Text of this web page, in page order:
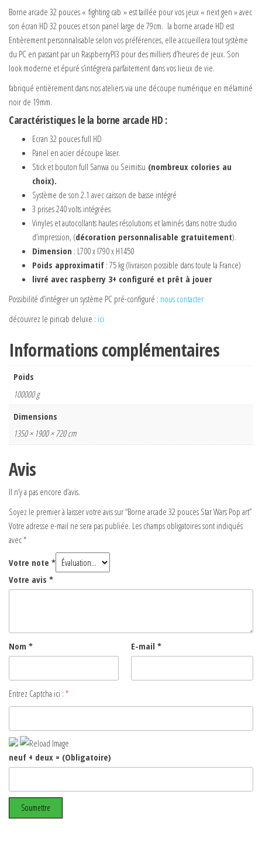
Borne arcade 32 pouces « fighting cab » est taillée pour vos jeux « next gen » avec
son écran HD 32 pouces et son panel large de 79cm. la borne arcade HD est
Entièrement personnalisable selon vos préférences, elle accueillera tout système
du PC en passant par un RaspberryPI3 pour des milliers d’heures de jeux. Son
look moderne et épuré s’intégrera parfaitement dans vos lieux de vie.
fabriqué entièrement dans nos ateliers via une découpe numérique en mélaminé
noir de 19mm.
Caractéristiques le la borne arcade HD :
Ecran 32 pouces full HD
Panel en acier découpe laser.
Stick et bouton full Sanwa ou Seimitsu (nombreux colories au
choix).
Système de son 2.1 avec caisson de basse intégré
3 prises 240 volts intégrées
Vinyles et autocollants hautes résolutions et laminés dans notre studio
d’impression, (décoration personnalisable gratuitement).
Dimension : L700 x l790 x H1450
Poids approximatif : 75 kg (livraison possible dans toute la France)
livré avec raspberry 3+ configuré et prêt à jouer
Possibilité d’intégrer un système PC pré-configuré : nous contacter
découvrez le pincab deluxe : ici
Informations complémentaires
Poids
100000 g
Dimensions
1350 × 1900 × 720 cm
Avis
Il n’y a pas encore d’avis.
Soyez le premier à laisser votre avis sur “Borne arcade 32 pouces Star Wars Pop art”
Votre adresse e-mail ne sera pas publiée. Les champs obligatoires sont indiqués
avec*
Votre note *
Votre avis *
Nom * E-mail *
Entrez Captcha ici : *
neuf + deux = (Obligatoire)